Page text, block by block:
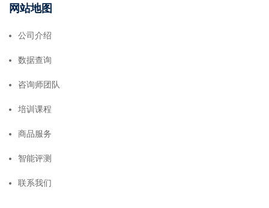
网站地图
公司介绍
数据查询
咨询师团队
培训课程
商品服务
智能评测
联系我们